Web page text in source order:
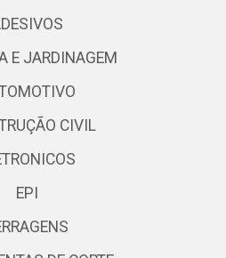
E JARDINAGEM
CIVIL
EPI